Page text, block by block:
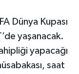
Dünya Kupası
yaşanacak.
yapacağı
saat